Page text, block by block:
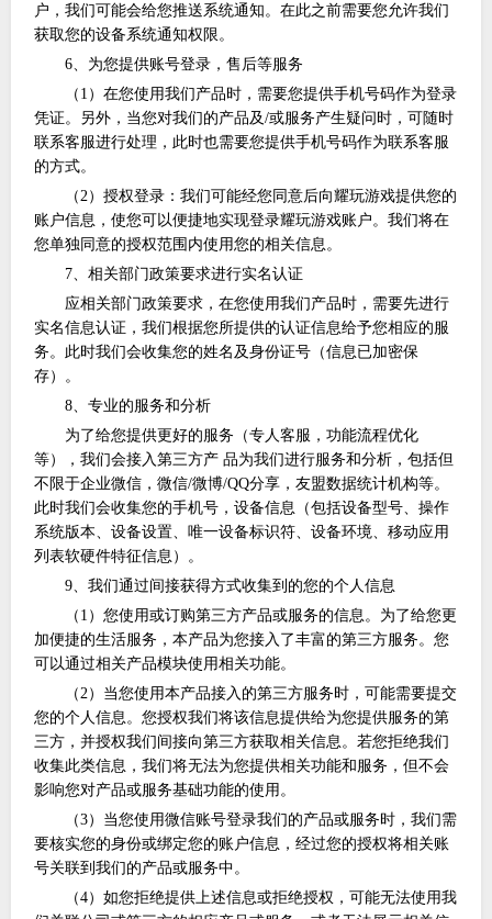
户，我们可能会给您推送系统通知。在此之前需要您允许我们
获取您的设备系统通知权限。
6、为您提供账号登录，售后等服务
（ 1）在您使用我们产品时，需要您提供手机号码作为登录
凭证。另外，当您对我们的产品及/或服务产生疑问时，可随时
联系客服进行处理，此时也需要您提供手机号码作为联系客服
的方式。
（ 2）授权登录：我们可能经您同意后向耀玩游戏提供您的
账户信息，使您可以便捷地实现登录耀玩游戏账户。我们将在
您单独同意的授权范围内使用您的相关信息。
7、相关部门政策要求进行实名认证
应相关部门政策要求，在您使用我们产品时，需要先进行
实名信息认证，我们根据您所提供的认证信息给予您相应的服
务。此时我们会收集您的姓名及身份证号（信息已加密保
存）。
8、专业的服务和分析
为了给您提供更好的服务（专人客服，功能流程优化
等），我们会接入第三方产 品为我们进行服务和分析，包括但
不限于企业微信，微信/微博/QQ分享，友盟数据统计机构等。
此时我们会收集您的手机号，设备信息（包括设备型号、操作
系统版本、设备设置、唯一设备标识符、设备环境、移动应用
列表软硬件特征信息）。
9、我们通过间接获得方式收集到的您的个人信息
（ 1）您使用或订购第三方产品或服务的信息。为了给您更
加便捷的生活服务，本产品为您接入了丰富的第三方服务。您
可以通过相关产品模块使用相关功能。
（ 2）当您使用本产品接入的第三方服务时，可能需要提交
您的个人信息。您授权我们将该信息提供给为您提供服务的第
三方，并授权我们间接向第三方获取相关信息。若您拒绝我们
收集此类信息，我们将无法为您提供相关功能和服务，但不会
影响您对产品或服务基础功能的使用。
（3）当您使用微信账号登录我们的产品或服务时，我们需
要核实您的身份或绑定您的账户信息，经过您的授权将相关账
号关联到我们的产品或服务中。
（4）如您拒绝提供上述信息或拒绝授权，可能无法使用我